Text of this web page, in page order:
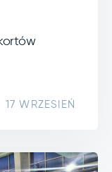
17 WRZESIEŃ